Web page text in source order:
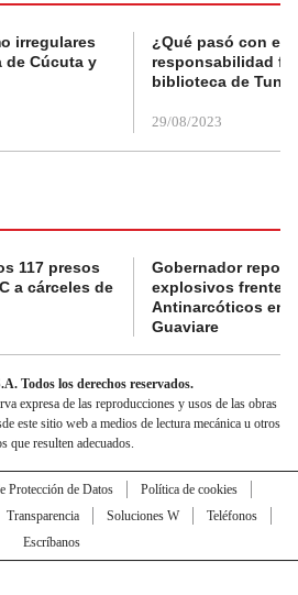
irregulares
de Cúcuta y
¿Qué pasó con el
responsabilidad
biblioteca de
29/08/2023
117 presos
a cárceles de
Gobernador
explosivos frente a
Antinarcóticos en
Guaviare
Todos los derechos reservados.
expresa de las reproducciones y usos de las obras
este sitio web a medios de lectura mecánica u otros
que resulten adecuados.
Protección de Datos
Política de cookies
Transparencia Soluciones W
Teléfonos
Escríbanos